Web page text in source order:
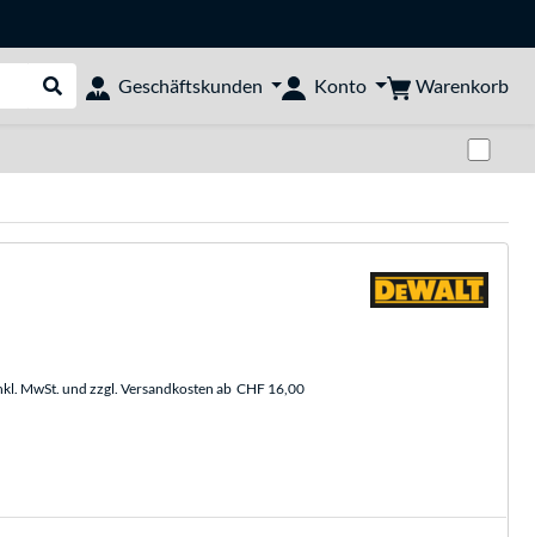
Suche durchführen
Geschäftskunden Konto Warenkorb
MwSt. und zzgl. Versandkosten ab CHF 16,00